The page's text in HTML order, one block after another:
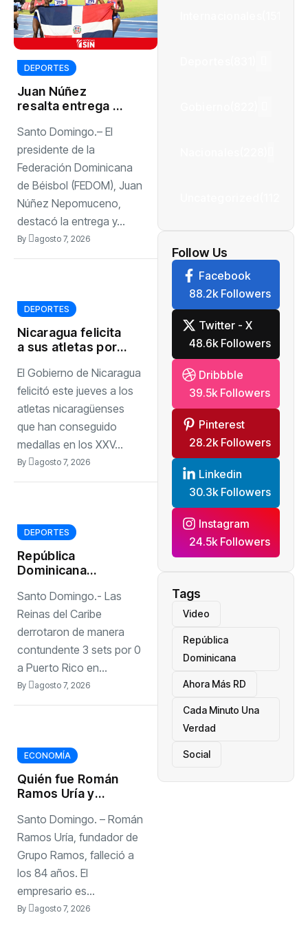
DEPORTES
Juan Núñez
resalta entrega de
dominicana de
béisbol pese a
quedar sin
medallas
Santo Domingo.– El
presidente de la
Federación Dominicana
de Béisbol (FEDOM), Juan
Núñez Nepomuceno,
destacó la entrega y...
By agosto 7, 2026
DEPORTES
Nicaragua felicita
a sus atletas por
que han logrado
en los Juegos
El Gobierno de Nicaragua
felicitó este jueves a los
atletas nicaragüenses
que han conseguido
medallas en los XXV...
By agosto 7, 2026
DEPORTES
República
Dominicana
final de los Juegos
Centroamericanos
y del Caribe 2026
Santo Domingo.- Las
Reinas del Caribe
derrotaron de manera
contundente 3 sets por 0
a Puerto Rico en...
By agosto 7, 2026
ECONOMÍA
Quién fue Román
Ramos Uría y
forma de comprar
en el país
Santo Domingo. – Román
Ramos Uría, fundador de
Grupo Ramos, falleció a
los 84 años. El
empresario es...
By agosto 7, 2026
Follow Us
Facebook
88.2k Followers
Twitter - X
48.6k Followers
Dribbble
39.5k Followers
Pinterest
28.2k Followers
Linkedin
30.3k Followers
Instagram
24.5k Followers
Tags
Video
República
Dominicana
Ahora Más RD
Cada Minuto Una
Verdad
Social